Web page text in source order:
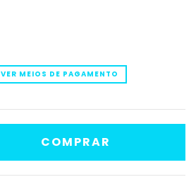
VER MEIOS DE PAGAMENTO